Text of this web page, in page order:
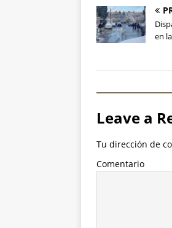
en
Leave a
Tu dirección de
Comentario